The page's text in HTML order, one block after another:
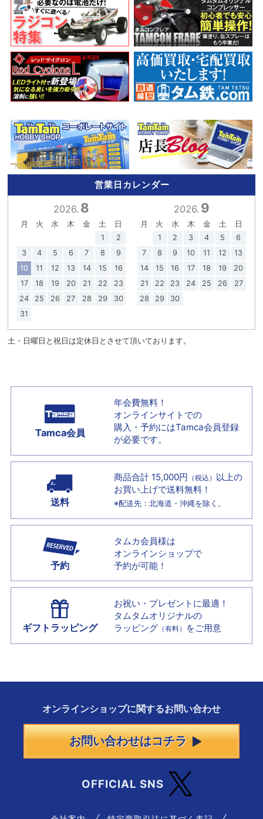
営業日カレンダー
2026. 8
月 火 水 木 金 土
日
1
2
3
4 5 6 7 8
9
10
11 12 13 14 15
16
17
18 19 20 21 22
23
24
25 26 27 28 29
30
31
2026. 9
月 火 水 木 金 土
日
1
2 3 4 5
6
7
8 9 10 11 12
13
14
15 16 17 18 19
20
21
22 23 24 25 26
27
28
29 30
土・日曜日と祝日は定休日とさせて頂いております。
Tamca会員
年会費無料！
オンラインサイトでの
購入・予約にはTamca会員登録
が必要です。
送料
商品合計 15,000円 （税込） 以上の
お買い上げで送料無料！
※配送先：北海道・沖縄を除く。
予約
タムカ会員様は
オンラインショップで
予約が可能！
ギフトラッピング
お祝い・プレゼントに最適！
タムタムオリジナルの
ラッピング （有料） をご用意
オンラインショップに関するお問い合わせ
お問い合わせはコチラ
OFFICIAL SNS